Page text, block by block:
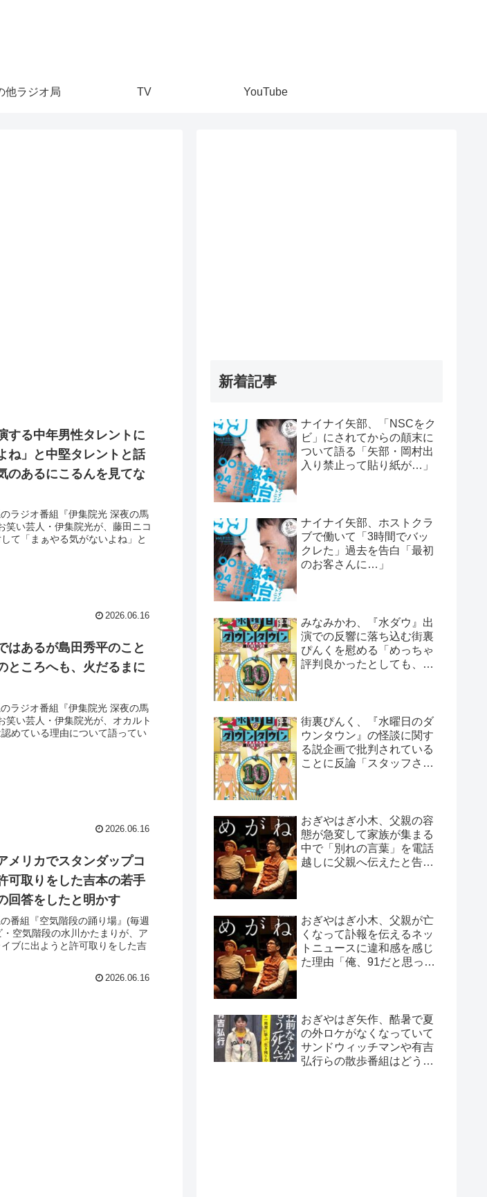
他ラジオ局 TV YouTube
する中年男性タレントに
ね」と中堅タレントと話
のあるにこるんを見てな
ラジオ番組『伊集院光 深夜の馬
笑い芸人・伊集院光が、藤田ニコ
て「まぁやる気がないよね」と
2026.06.16
はあるが島田秀平のこと
ところへも、火だるまに
ラジオ番組『伊集院光 深夜の馬
い芸人・伊集院光が、オカルト
めている理由について語ってい
2026.06.16
メリカでスタンダップコ
可取りをした吉本の若手
回答をしたと明かす
番組『空気階段の踊り場』(毎週
空気階段の水川かたまりが、ア
ブに出ようと許可取りをした吉
2026.06.16
新着記事
ナイナイ矢部、「NSCをク
ビ」にされてからの顛末に
ついて語る「矢部・岡村出
入り禁止って貼り紙が…」
ナイナイ矢部、ホストクラ
ブで働いて「3時間でバッ
クレた」過去を告白「最初
のお客さんに…」
みなみかわ、『水ダウ』出
演での反響に落ち込む街裏
ぴんくを慰める「めっちゃ
評判良かったとしても、や
街裏ぴんく、『水曜日のダ
ウンタウン』の怪談に関す
る説企画で批判されている
ことに反論「スタッフさん
おぎやはぎ小木、父親の容
態が急変して家族が集まる
中で「別れの言葉」を電話
越しに父親へ伝えたと告白
おぎやはぎ小木、父親が亡
くなって訃報を伝えるネッ
トニュースに違和感を感じ
た理由「俺、91だと思って
おぎやはぎ矢作、酷暑で夏
の外ロケがなくなっていて
サンドウィッチマンや有吉
弘行らの散歩番組はどうし